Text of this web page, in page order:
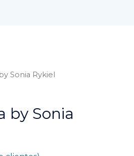
Sonia Rykiel
by Sonia